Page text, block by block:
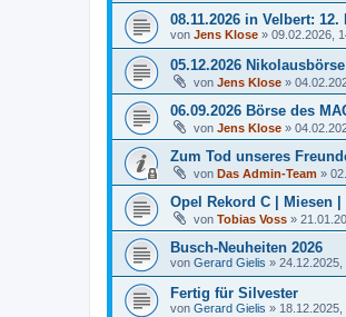
08.11.2026 in Velbert:
von Jens Klose » 09.02.2026,
05.12.2026
von Jens Klose »
06.09.2026 Börse des
von Jens Klose »
Zum Tod unseres
von Das Admin-Team »
Opel Rekord C | Miesen
von Tobias Voss »
Busch-Neuheiten 2026
von Gerard Gielis » 24.12.2025,
Fertig für Silvester
von Gerard Gielis » 18.12.2025,